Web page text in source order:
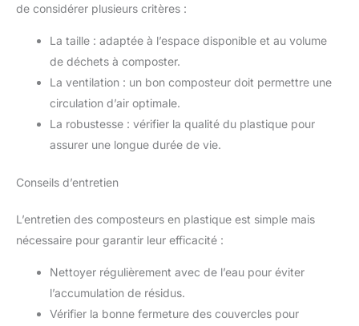
de considérer plusieurs critères :
La taille : adaptée à l’espace disponible et au volume
de déchets à composter.
La ventilation : un bon composteur doit permettre une
circulation d’air optimale.
La robustesse : vérifier la qualité du plastique pour
assurer une longue durée de vie.
Conseils d’entretien
L’entretien des composteurs en plastique est simple mais
nécessaire pour garantir leur efficacité :
Nettoyer régulièrement avec de l’eau pour éviter
l’accumulation de résidus.
Vérifier la bonne fermeture des couvercles pour